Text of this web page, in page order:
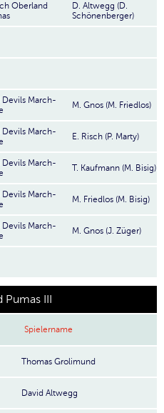
Oberland
D. Altwegg (D.
Schönenberger)
Devils March-
M. Gnos (M. Friedlos)
Devils March-
E. Risch (P. Marty)
Devils March-
T. Kaufmann (M. Bisig)
Devils March-
M. Friedlos (M. Bisig)
Devils March-
M. Gnos (J. Züger)
Pumas III
Spielername
Thomas Grolimund
David Altwegg